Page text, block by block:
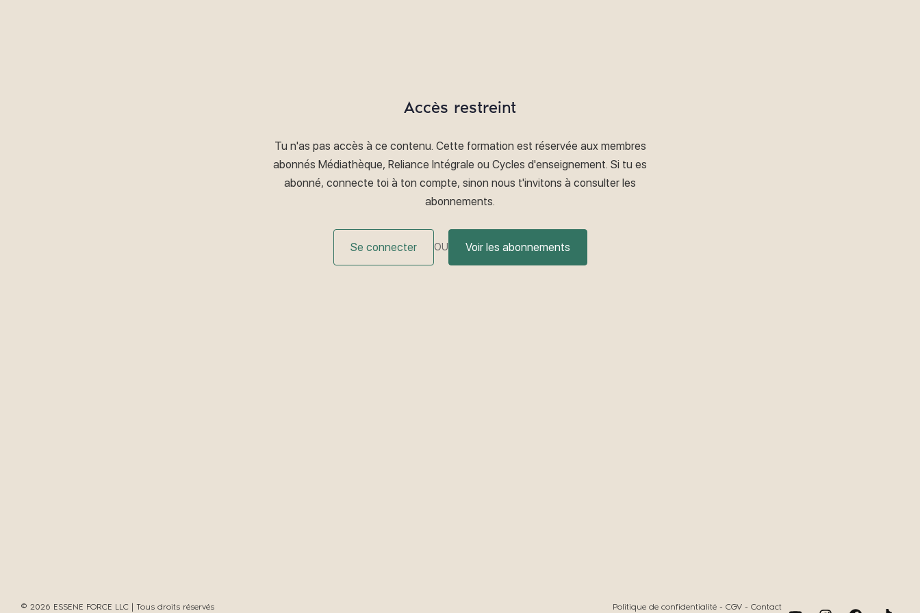
Accès restreint
Tu n'as pas accès à ce contenu. Cette formation est réservée aux membres
abonnés Médiathèque, Reliance Intégrale ou Cycles d'enseignement. Si tu es
abonné, connecte toi à ton compte, sinon nous t'invitons à consulter les
abonnements.
Se connecter OU Voir les abonnements
© 2026 ESSENE FORCE LLC | Tous droits réservés Politique de confidentialité - CGV - Contact